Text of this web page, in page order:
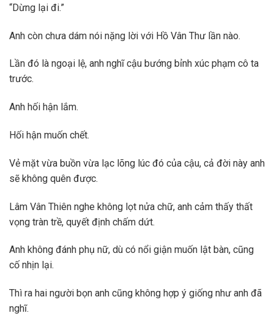
“Dừng lại đi.”
Anh còn chưa dám nói nặng lời với Hồ Vân Thư lần nào.
Lần đó là ngoại lệ, anh nghĩ cậu bướng bỉnh xúc phạm cô ta
trước.
Anh hối hận lắm.
Hối hận muốn chết.
Vẻ mặt vừa buồn vừa lạc lõng lúc đó của cậu, cả đời này anh
sẽ không quên được.
Lâm Vân Thiên nghe không lọt nửa chữ, anh cảm thấy thất
vọng tràn trề, quyết định chấm dứt.
Anh không đánh phụ nữ, dù có nổi giận muốn lật bàn, cũng
cố nhịn lại.
Thì ra hai người bọn anh cũng không hợp ý giống như anh đã
nghĩ.